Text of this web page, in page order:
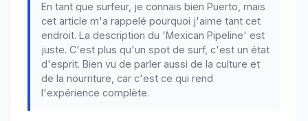
En tant que surfeur, je connais bien Puerto, mais
cet article m'a rappelé pourquoi j'aime tant cet
endroit. La description du 'Mexican Pipeline' est
juste. C'est plus qu'un spot de surf, c'est un état
d'esprit. Bien vu de parler aussi de la culture et
de la nourriture, car c'est ce qui rend
l'expérience complète.